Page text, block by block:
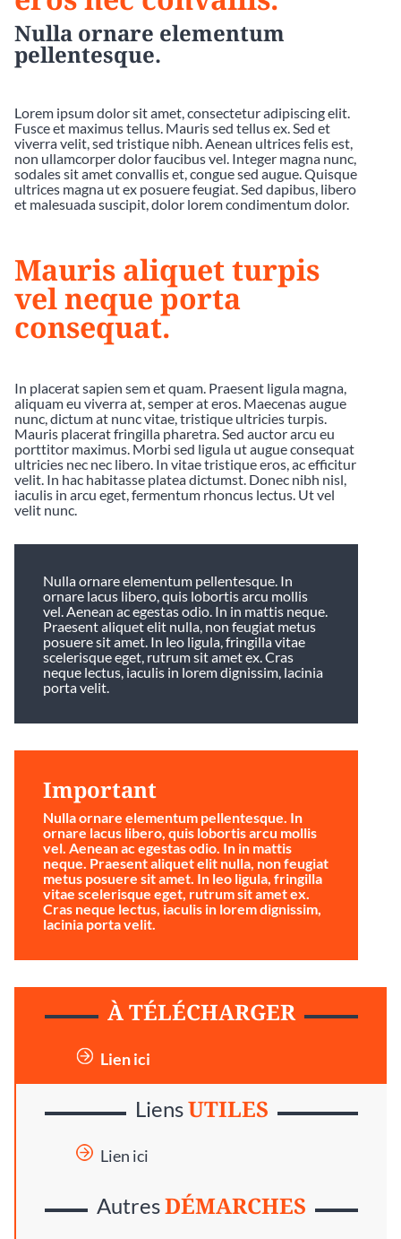
Nulla ornare elementum
pellentesque.
Lorem ipsum dolor sit amet, consectetur adipiscing elit.
Fusce et maximus tellus. Mauris sed tellus ex. Sed et
viverra velit, sed tristique nibh. Aenean ultrices felis est,
non ullamcorper dolor faucibus vel. Integer magna nunc,
sodales sit amet convallis et, congue sed augue. Quisque
ultrices magna ut ex posuere feugiat. Sed dapibus, libero
et malesuada suscipit, dolor lorem condimentum dolor.
Mauris aliquet turpis
vel neque porta
consequat.
In placerat sapien sem et quam. Praesent ligula magna,
aliquam eu viverra at, semper at eros. Maecenas augue
nunc, dictum at nunc vitae, tristique ultricies turpis.
Mauris placerat fringilla pharetra. Sed auctor arcu eu
porttitor maximus. Morbi sed ligula ut augue consequat
ultricies nec nec libero. In vitae tristique eros, ac efficitur
velit. In hac habitasse platea dictumst. Donec nibh nisl,
iaculis in arcu eget, fermentum rhoncus lectus. Ut vel
velit nunc.
Nulla ornare elementum pellentesque. In
ornare lacus libero, quis lobortis arcu mollis
vel. Aenean ac egestas odio. In in mattis neque.
Praesent aliquet elit nulla, non feugiat metus
posuere sit amet. In leo ligula, fringilla vitae
scelerisque eget, rutrum sit amet ex. Cras
neque lectus, iaculis in lorem dignissim, lacinia
porta velit.
Important
Nulla ornare elementum pellentesque. In
ornare lacus libero, quis lobortis arcu mollis
vel. Aenean ac egestas odio. In in mattis
neque. Praesent aliquet elit nulla, non feugiat
metus posuere sit amet. In leo ligula, fringilla
vitae scelerisque eget, rutrum sit amet ex.
Cras neque lectus, iaculis in lorem dignissim,
lacinia porta velit.
À TÉLÉCHARGER
Lien ici
LiensUTILES
Lien ici
AutresDÉMARCHES